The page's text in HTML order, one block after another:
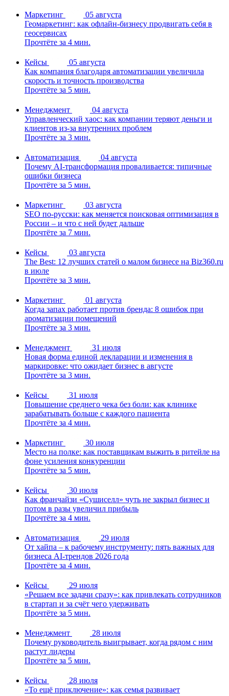
Маркетинг
05 августа
Геомаркетинг: как офлайн-бизнесу продвигать себя в
геосервисах
Прочтёте за 4 мин.
Кейсы
05 августа
Как компания благодаря автоматизации увеличила
скорость и точность производства
Прочтёте за 5 мин.
Менеджмент
04 августа
Управленческий хаос: как компании теряют деньги и
клиентов из-за внутренних проблем
Прочтёте за 3 мин.
Автоматизация
04 августа
Почему AI-трансформация проваливается: типичные
ошибки бизнеса
Прочтёте за 5 мин.
Маркетинг
03 августа
SEO по-русски: как меняется поисковая оптимизация в
России – и что с ней будет дальше
Прочтёте за 7 мин.
Кейсы
03 августа
The Best: 12 лучших статей о малом бизнесе на Biz360.ru
в июле
Прочтёте за 3 мин.
Маркетинг
01 августа
Когда запах работает против бренда: 8 ошибок при
ароматизации помещений
Прочтёте за 3 мин.
Менеджмент
31 июля
Новая форма единой декларации и изменения в
маркировке: что ожидает бизнес в августе
Прочтёте за 3 мин.
Кейсы
31 июля
Повышение среднего чека без боли: как клинике
зарабатывать больше с каждого пациента
Прочтёте за 4 мин.
Маркетинг
30 июля
Место на полке: как поставщикам выжить в ритейле на
фоне усиления конкуренции
Прочтёте за 5 мин.
Кейсы
30 июля
Как франчайзи «Сушиселл» чуть не закрыл бизнес и
потом в разы увеличил прибыль
Прочтёте за 4 мин.
Автоматизация
29 июля
От хайпа – к рабочему инструменту: пять важных для
бизнеса AI-трендов 2026 года
Прочтёте за 4 мин.
Кейсы
29 июля
«Решаем все задачи сразу»: как привлекать сотрудников
в стартап и за счёт чего удерживать
Прочтёте за 5 мин.
Менеджмент
28 июля
Почему руководитель выигрывает, когда рядом с ним
растут лидеры
Прочтёте за 5 мин.
Кейсы
28 июля
«То ещё приключение»: как семья развивает